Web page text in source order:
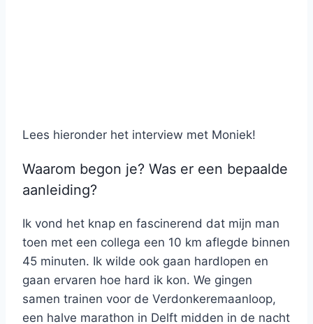
Lees hieronder het interview met Moniek!
Waarom begon je? Was er een bepaalde
aanleiding?
Ik vond het knap en fascinerend dat mijn man
toen met een collega een 10 km aflegde binnen
45 minuten. Ik wilde ook gaan hardlopen en
gaan ervaren hoe hard ik kon. We gingen
samen trainen voor de Verdonkeremaanloop,
een halve marathon in Delft midden in de nacht